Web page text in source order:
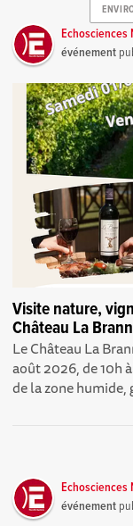
Echosciences
événement
Visite nature,
Château La
Le Château La
août 2026, de 10h
de la zone humide,
Echosciences
événement